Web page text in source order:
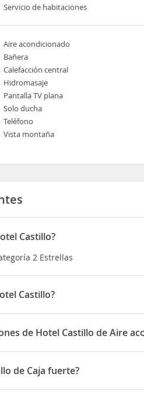
Servicio de habitaciones
Aire acondicionado
Bañera
Calefacción central
Hidromasaje
Pantalla TV plana
Solo ducha
Teléfono
Vista montaña
Castillo?
2 Estrellas
Castillo?
en Pedro Arnal Cavero, 11
de Hotel Castillo de Aire
Castillo disponen de Aire
de Caja fuerte?
de Caja fuerte